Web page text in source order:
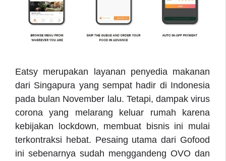
Eatsy merupakan layanan penyedia makanan
dari Singapura yang sempat hadir di Indonesia
pada bulan November lalu. Tetapi, dampak virus
corona yang melarang keluar rumah karena
kebijakan lockdown, membuat bisnis ini mulai
terkontraksi hebat. Pesaing utama dari Gofood
ini sebenarnya sudah menggandeng OVO dan